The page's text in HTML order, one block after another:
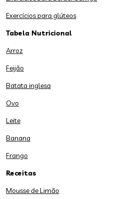
Exercícios para glúteos
Tabela Nutricional
Arroz
Feijão
Batata inglesa
Ovo
Leite
Banana
Frango
Receitas
Mousse de Limão